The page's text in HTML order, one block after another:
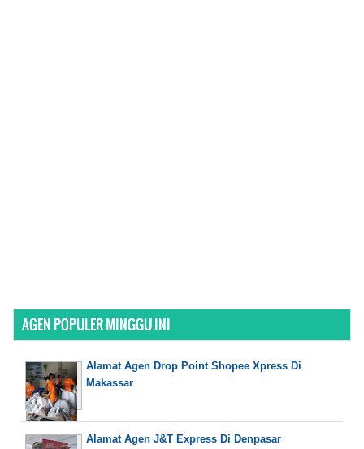
AGEN POPULER MINGGU INI
Alamat Agen Drop Point Shopee Xpress Di
Makassar
Alamat Agen J&T Express Di Denpasar